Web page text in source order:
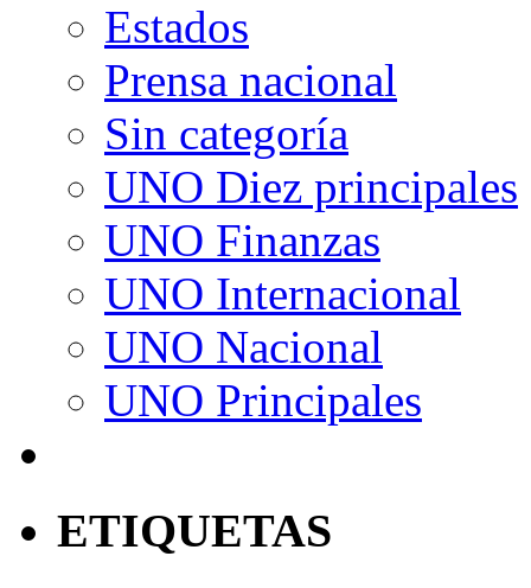
Estados
Prensa nacional
Sin categoría
UNO Diez principales
UNO Finanzas
UNO Internacional
UNO Nacional
UNO Principales
ETIQUETAS